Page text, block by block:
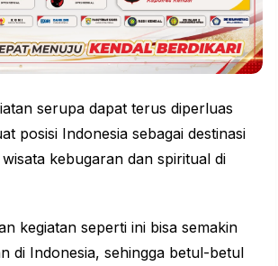
serupa dapat terus diperluas
posisi Indonesia sebagai destinasi
kebugaran dan spiritual di
kegiatan seperti ini bisa semakin
di Indonesia, sehingga betul-betul